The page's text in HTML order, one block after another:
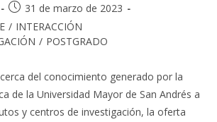
Publicación
de
la
31 de marzo de 2023
/ INTERACCIÓN
/ POSTGRADO
del conocimiento generado por la
de la Universidad Mayor de San Andrés a
y centros de investigación, la oferta